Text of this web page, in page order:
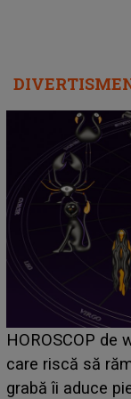
Emanuel a ținut
acum! În fața
face o